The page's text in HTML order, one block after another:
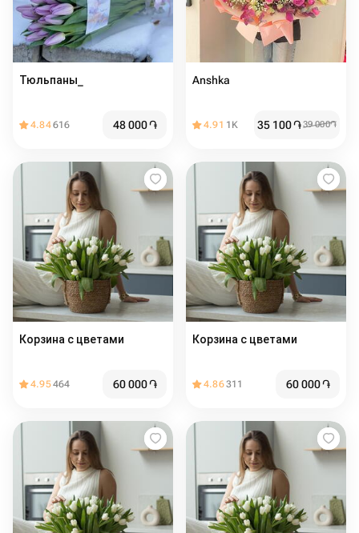
Тюльпаны_
4.84616 48 000֏
Anshka
4.91 1K 35 100֏39 000֏
Корзина с цветами ️
4.95464 60 000֏
Корзина с цветами ️
4.86311 60 000֏